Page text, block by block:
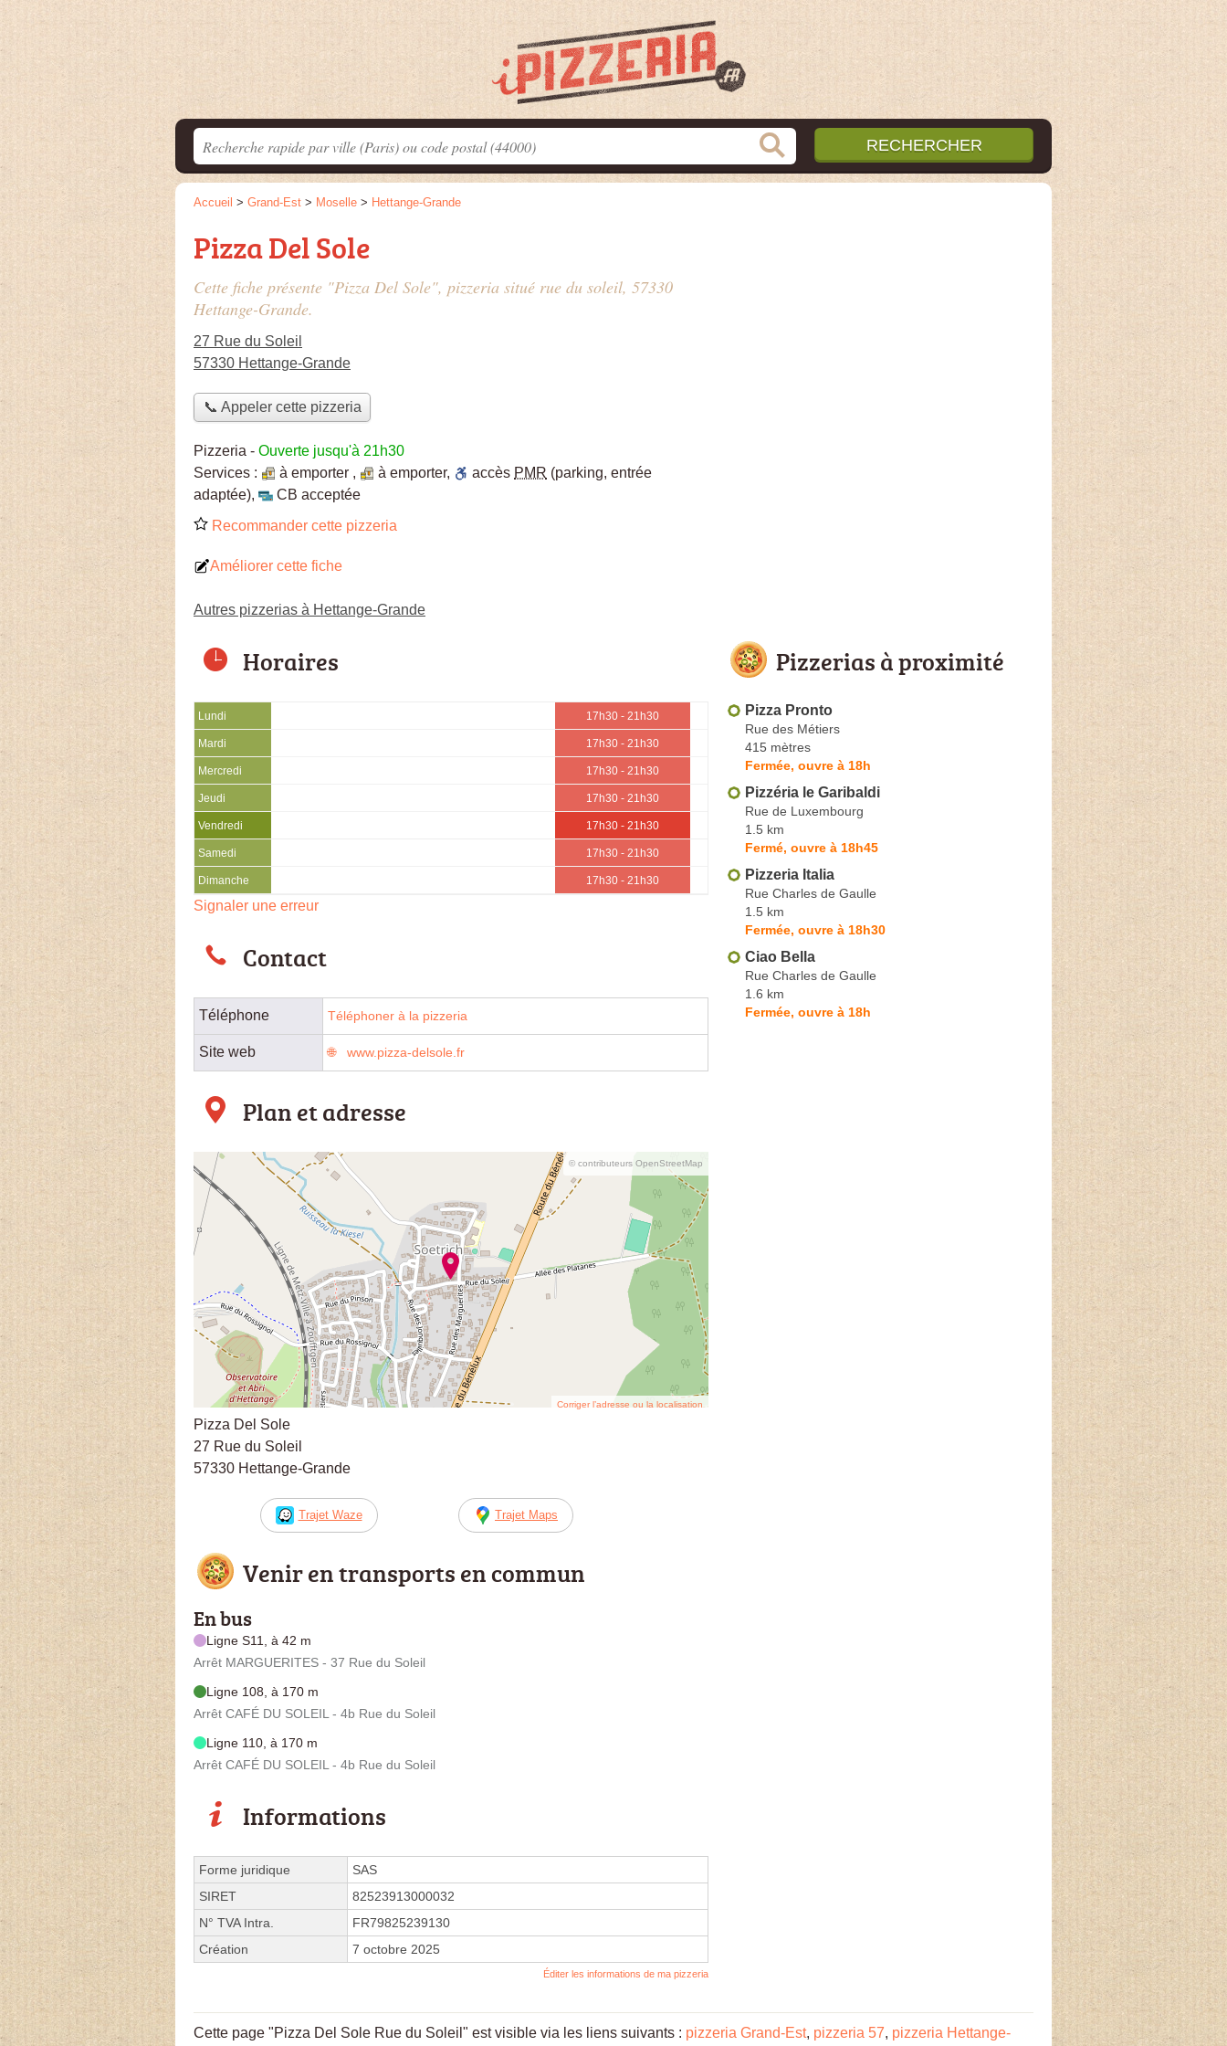
Accueil > Grand-Est > Moselle > Hettange-Grande
Pizza Del Sole
Cette fiche présente "Pizza Del Sole", pizzeria situé rue du soleil, 57330
Hettange-Grande.
27 Rue du Soleil
57330 Hettange-Grande
📞 Appeler cette pizzeria
Pizzeria - Ouverte jusqu'à 21h30
Services :
à emporter , à emporter, accès PMR (parking, entrée
adaptée),
CB acceptée
Recommander cette pizzeria
Améliorer cette fiche
Autres pizzerias à Hettange-Grande
Horaires
Lundi 17h30 - 21h30
Mardi 17h30 - 21h30
Mercredi 17h30 - 21h30
Jeudi 17h30 - 21h30
Vendredi 17h30 - 21h30
Samedi 17h30 - 21h30
Dimanche 17h30 - 21h30
Signaler une erreur
Contact
Téléphone Téléphoner à la pizzeria
Site web www.pizza-delsole.fr
Plan et adresse
© contributeurs OpenStreetMap
Corriger l’adresse ou la localisation
Pizza Del Sole
27 Rue du Soleil
57330 Hettange-Grande
Trajet Waze Trajet Maps
Venir en transports en commun
En bus
Ligne S11, à 42 m
Arrêt MARGUERITES - 37 Rue du Soleil
Ligne 108, à 170 m
Arrêt CAFÉ DU SOLEIL - 4b Rue du Soleil
Ligne 110, à 170 m
Arrêt CAFÉ DU SOLEIL - 4b Rue du Soleil
Informations
Forme juridique
SAS
SIRET
82523913000032
N° TVA Intra.
FR79825239130
Création
7 octobre 2025
Éditer les informations de ma pizzeria
Pizzerias à proximité
Pizza Pronto
Rue des Métiers
415 mètres
Fermée, ouvre à 18h
Pizzéria le Garibaldi
Rue de Luxembourg
1.5 km
Fermé, ouvre à 18h45
Pizzeria Italia
Rue Charles de Gaulle
1.5 km
Fermée, ouvre à 18h30
Ciao Bella
Rue Charles de Gaulle
1.6 km
Fermée, ouvre à 18h
Cette page "Pizza Del Sole Rue du Soleil" est visible via les liens suivants : pizzeria Grand-Est, pizzeria 57, pizzeria Hettange-